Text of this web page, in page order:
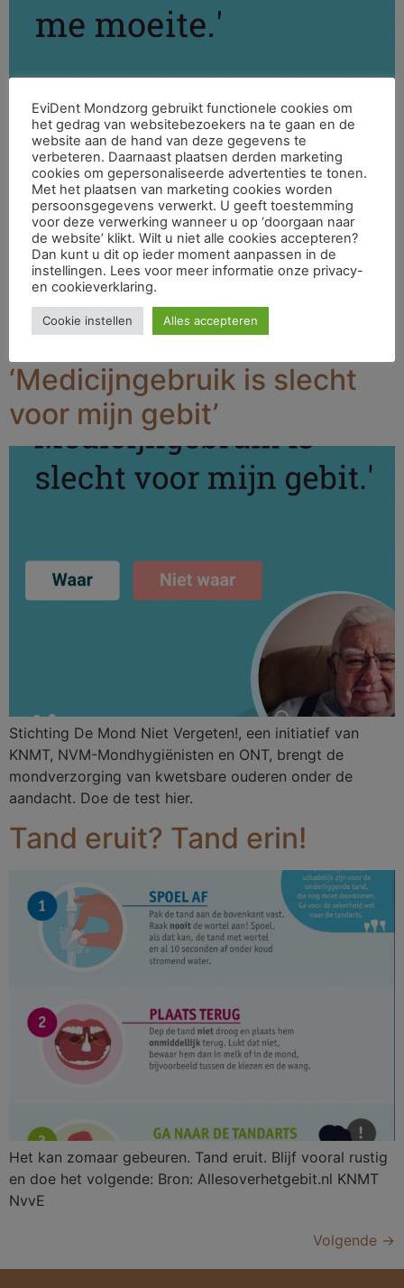
Stichting De Mond Niet Vergeten!, is een initiatief van
KNMT, NVM-Mondhygiënisten en ONT, vraagt hiermee
aandacht voor de mondverzorging van kwetsbare
ouderen. Doe de test hier.
‘Medicijngebruik is slecht
voor mijn gebit’
Stichting De Mond Niet Vergeten!, een initiatief van
KNMT, NVM-Mondhygiënisten en ONT, brengt de
mondverzorging van kwetsbare ouderen onder de
aandacht. Doe de test hier.
Tand eruit? Tand erin!
Het kan zomaar gebeuren. Tand eruit. Blijf vooral rustig
en doe het volgende: Bron: Allesoverhetgebit.nl KNMT
NvvE
Volgende →
EviDent Mondzorg gebruikt functionele cookies om
het gedrag van websitebezoekers na te gaan en de
website aan de hand van deze gegevens te
verbeteren. Daarnaast plaatsen derden marketing
cookies om gepersonaliseerde advertenties te tonen.
Met het plaatsen van marketing cookies worden
persoonsgegevens verwerkt. U geeft toestemming
voor deze verwerking wanneer u op ‘doorgaan naar
de website’ klikt. Wilt u niet alle cookies accepteren?
Dan kunt u dit op ieder moment aanpassen in de
instellingen. Lees voor meer informatie onze privacy-
en cookieverklaring.
Cookie instellen Alles accepteren